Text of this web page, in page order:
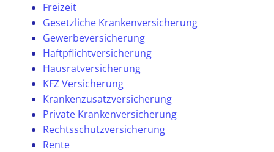
Freizeit
Gesetzliche Krankenversicherung
Gewerbeversicherung
Haftpflichtversicherung
Hausratversicherung
KFZ Versicherung
Krankenzusatzversicherung
Private Krankenversicherung
Rechtsschutzversicherung
Rente